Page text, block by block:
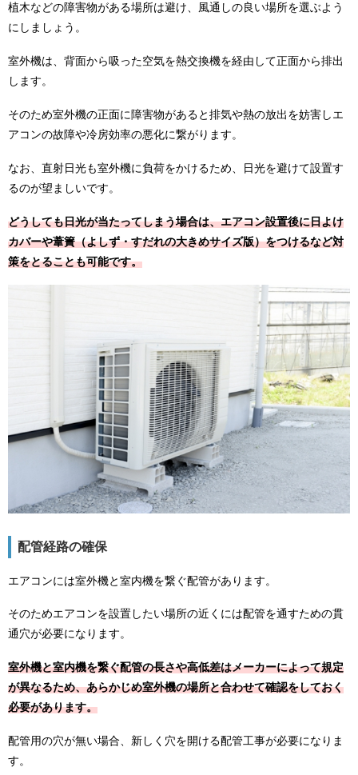
植木などの障害物がある場所は避け、風通しの良い場所を選ぶよう
にしましょう。
室外機は、背面から吸った空気を熱交換機を経由して正面から排出
します。
そのため室外機の正面に障害物があると排気や熱の放出を妨害しエ
アコンの故障や冷房効率の悪化に繋がります。
なお、直射日光も室外機に負荷をかけるため、日光を避けて設置す
るのが望ましいです。
どうしても日光が当たってしまう場合は、エアコン設置後に日よけ
カバーや葦簀（よしず・すだれの大きめサイズ版）をつけるなど対
策をとることも可能です。
配管経路の確保
エアコンには室外機と室内機を繋ぐ配管があります。
そのためエアコンを設置したい場所の近くには配管を通すための貫
通穴が必要になります。
室外機と室内機を繋ぐ配管の長さや高低差はメーカーによって規定
が異なるため、あらかじめ室外機の場所と合わせて確認をしておく
必要があります。
配管用の穴が無い場合、新しく穴を開ける配管工事が必要になりま
す。